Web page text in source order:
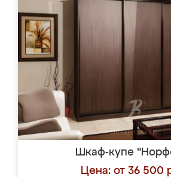
Шкаф-купе
Цена: от 36 500